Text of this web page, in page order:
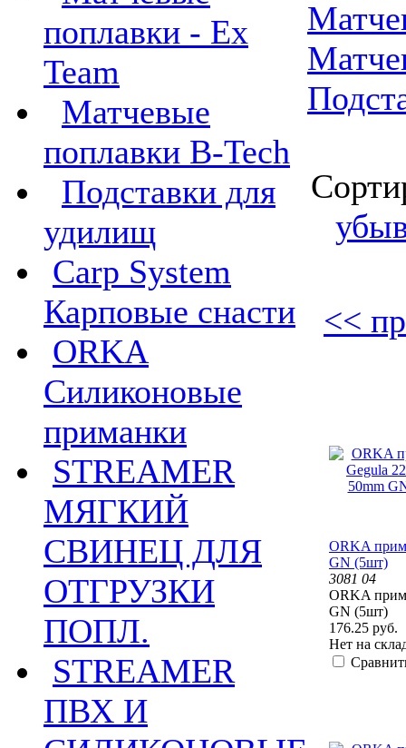
поплавки - Ex
Team
Матчевые
поплавки B-Tech
Подставки для
удилищ
Carp System
Карповые снасти
ORKA
Силиконовые
приманки
STREAMER
МЯГКИЙ
СВИНЕЦ ДЛЯ
ОТГРУЗКИ
ПОПЛ.
STREAMER
ПВХ И
<<
ORKA
GN (5шт)
3081 04
ORKA
GN (5шт)
176.25 руб.
Нет на